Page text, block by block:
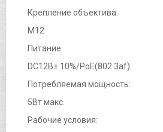
Крепление объектива:
M12
Питание:
DC12В± 10%/PoE(802.3af)
Потребляемая мощность:
5Вт макс.
Рабочие условия: